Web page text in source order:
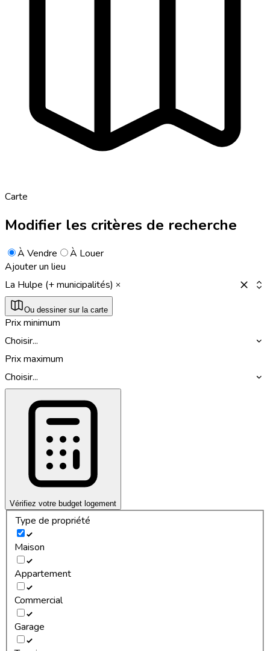
Carte
Modifier les critères de recherche
À Vendre
À Louer
Ajouter un lieu
La Hulpe (+ municipalités)
Ou dessiner sur la carte
Prix minimum
Choisir...
Prix maximum
Choisir...
Vérifiez votre budget logement
Type de propriété
Maison
Appartement
Commercial
Garage